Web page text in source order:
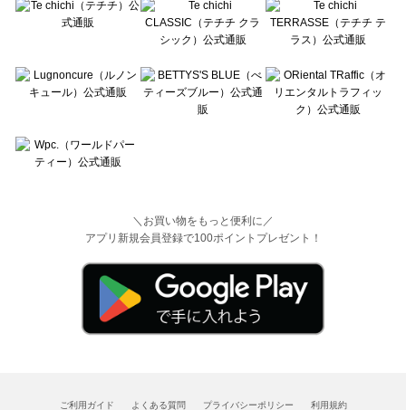
＼お買い物をもっと便利に／
アプリ新規会員登録で100ポイントプレゼント！
ご利用ガイド よくある質問 プライバシーポリシー 利用規約